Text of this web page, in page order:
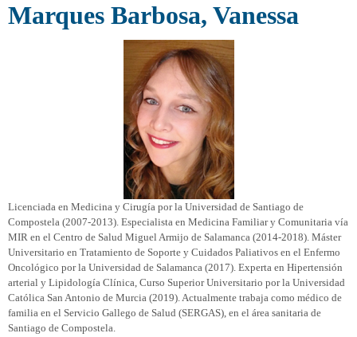
Marques Barbosa, Vanessa
Licenciada en Medicina y Cirugía por la Universidad de Santiago de
Compostela (2007-2013). Especialista en Medicina Familiar y Comunitaria vía
MIR en el Centro de Salud Miguel Armijo de Salamanca (2014-2018). Máster
Universitario en Tratamiento de Soporte y Cuidados Paliativos en el Enfermo
Oncológico por la Universidad de Salamanca (2017). Experta en Hipertensión
arterial y Lipidología Clínica, Curso Superior Universitario por la Universidad
Católica San Antonio de Murcia (2019). Actualmente trabaja como médico de
familia en el Servicio Gallego de Salud (SERGAS), en el área sanitaria de
Santiago de Compostela.